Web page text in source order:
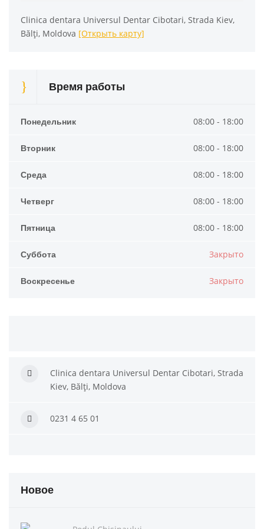
Clinica dentara Universul Dentar Cibotari, Strada Kiev,
Bălți, Moldova [Открыть карту]
Время работы
Понедельник 08:00 - 18:00
Вторник 08:00 - 18:00
Среда 08:00 - 18:00
Четверг 08:00 - 18:00
Пятница 08:00 - 18:00
Суббота Закрыто
Воскресенье Закрыто
Clinica dentara Universul Dentar Cibotari, Strada
Kiev, Bălți, Moldova
0231 4 65 01
Новое